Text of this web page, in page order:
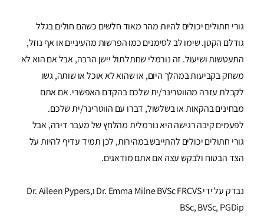
גורי חתולים יכולים להיות מהר מאוד חלשים כשהם חולים בגלל
גודלם הקטן. שימו לב לסימנים כמו הפרשות מהעיניים או אף נוזל,
התעטשות ושיעול. זה נורמלי שחתלתול יישן הרבה, אבל אם הוא לא
משחק בקביעות במהלך היום, או שהוא לא אוכל או שותה, גשו
לקבלת עזרה מהווטרינר/ית שלכם בהקדם האפשרי. אם אתם
מבחינים בהקאות או בשלשול, דברו עם הווטרינר/ית שלכם.
לפעמים קיבה רגישה היא נורמלית מהלחץ של מעבר דירה, אבל
גורי חתולים יכולים להתייבש במהירות, לכן תמיד עדיף להיות על
הצד הבטוח ולבקש עצה אם אתם מודאגים.
נבדק על ידי Dr. Emma Milne BVSc FRCVS וDr. Aileen Pypers,
BSc, BVSc, PGDip